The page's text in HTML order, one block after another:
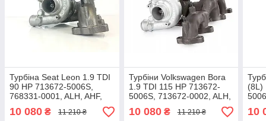
Турбіна Seat Leon 1.9 TDI
90 HP 713672-5006S,
768331-0001, ALH, AHF,
038253019A, 1999-2004
10 080 ₴ 11 210 ₴
Турбіни Volkswagen Bora
1.9 TDI 115 HP 713672-
5006S, 713672-0002, ALH,
038253019C, 1997-2001
10 080₴ 11 210 ₴
(8L)
10